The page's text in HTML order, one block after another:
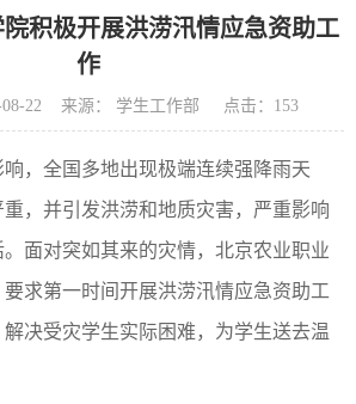
积极开展洪涝汛情应急资助工
作
08-22 来源： 学生工作部 点击： 153
，全国多地出现极端连续强降雨天
，并引发洪涝和地质灾害，严重影响
面对突如其来的灾情，北京农业职业
求第一时间开展洪涝汛情应急资助工
决受灾学生实际困难，为学生送去温